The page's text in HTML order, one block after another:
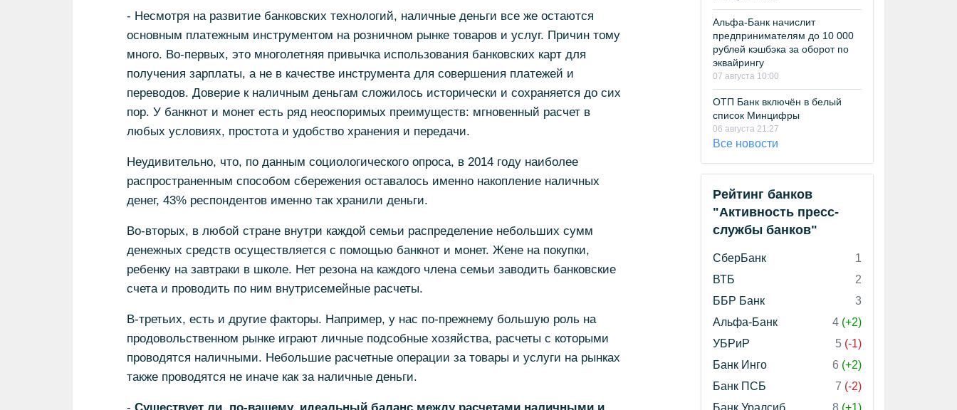
- Несмотря на развитие банковских технологий, наличные деньги все же остаются
основным платежным инструментом на розничном рынке товаров и услуг. Причин тому
много. Во-первых, это многолетняя привычка использования банковских карт для
получения зарплаты, а не в качестве инструмента для совершения платежей и
переводов. Доверие к наличным деньгам сложилось исторически и сохраняется до сих
пор. У банкнот и монет есть ряд неоспоримых преимуществ: мгновенный расчет в
любых условиях, простота и удобство хранения и передачи.
Неудивительно, что, по данным социологического опроса, в 2014 году наиболее
распространенным способом сбережения оставалось именно накопление наличных
денег, 43% респондентов именно так хранили деньги.
Во-вторых, в любой стране внутри каждой семьи распределение небольших сумм
денежных средств осуществляется с помощью банкнот и монет. Жене на покупки,
ребенку на завтраки в школе. Нет резона на каждого члена семьи заводить банковские
счета и проводить по ним внутрисемейные расчеты.
В-третьих, есть и другие факторы. Например, у нас по-прежнему большую роль на
продовольственном рынке играют личные подсобные хозяйства, расчеты с которыми
проводятся наличными. Небольшие расчетные операции за товары и услуги на рынках
также проводятся не иначе как за наличные деньги.
Альфа-Банк начислит
предпринимателям до 10 000
рублей кэшбэка за оборот по
эквайрингу
07 августа 10:00
ОТП Банк включён в белый
список Минцифры
06 августа 21:27
Все новости
Рейтинг банков
"Активность пресс-
службы банков"
СберБанк
1
ВТБ
2
ББР Банк
3
Альфа-Банк
4 (+2)
УБРиР
5 (-1)
Банк Инго
6 (+2)
Банк ПСБ
7 (-2)
Банк Уралсиб
8 (+1)